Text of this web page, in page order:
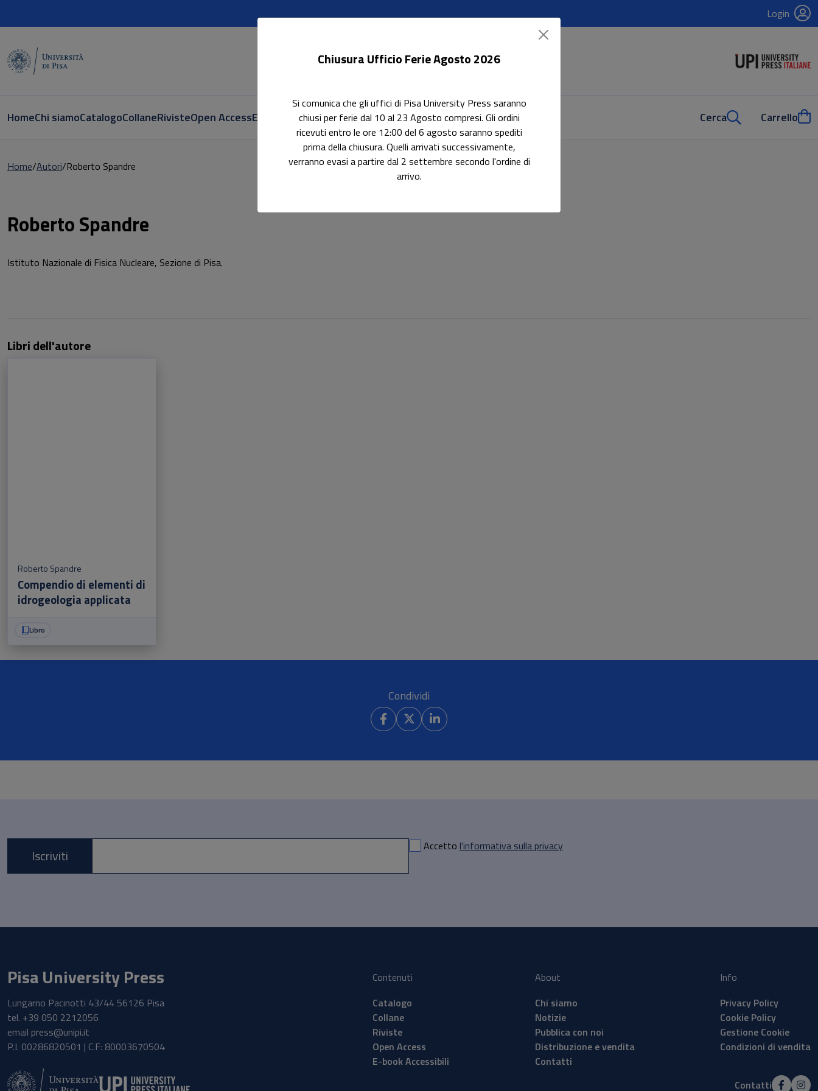
Login
HomeChi siamoCatalogoCollaneRivisteOpen AccessE-book AccessibiliIn evidenzaPubblica con noi Cerca Carrello
Home Autori Roberto Spandre
Roberto Spandre
Istituto Nazionale di Fisica Nucleare, Sezione di Pisa.
Libri dell'autore
Roberto Spandre
Compendio di elementi di
idrogeologia applicata
Libro
Condividi
E-mail *
Accetto l'informativa sulla privacy
Iscriviti
Pisa University Press
Lungarno Pacinotti 43/44 56126 Pisa
tel. +39 050 2212056
email press@unipi.it
P.I. 00286820501 | C.F: 80003670504
Contenuti
Catalogo
Collane
Riviste
Open Access
E-book Accessibili
About
Chi siamo
Notizie
Pubblica con noi
Distribuzione e vendita
Contatti
Info
Privacy Policy
Cookie Policy
Gestione Cookie
Condizioni di vendita
Contatti
Chiusura Ufficio Ferie Agosto 2026
Si comunica che gli uffici di Pisa University Press saranno
chiusi per ferie dal 10 al 23 Agosto compresi. Gli ordini
ricevuti entro le ore 12:00 del 6 agosto saranno spediti
prima della chiusura. Quelli arrivati successivamente,
verranno evasi a partire dal 2 settembre secondo l'ordine di
arrivo.